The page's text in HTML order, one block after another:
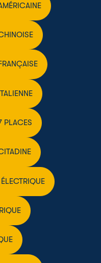
PLACES